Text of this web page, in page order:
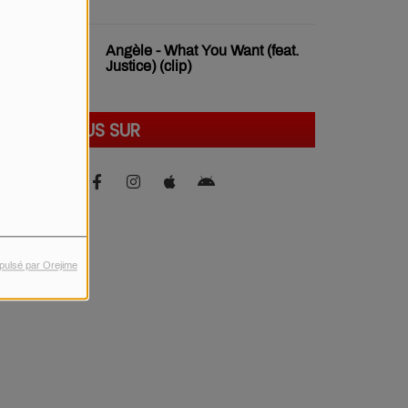
par Orejime
Angèle - What You Want (feat.
Justice) (clip)
SUIVEZ-NOUS SUR